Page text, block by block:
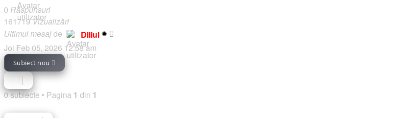
0 Răspunsuri
161719Vizualizări
Ultimul mesajde
Diliul
Joi Feb 05, 2026 12:58 am
Subiect nou
0 subiecte • Pagina 1 din 1